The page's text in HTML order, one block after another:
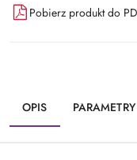
Pobierz produkt do
OPIS PARAMETRY